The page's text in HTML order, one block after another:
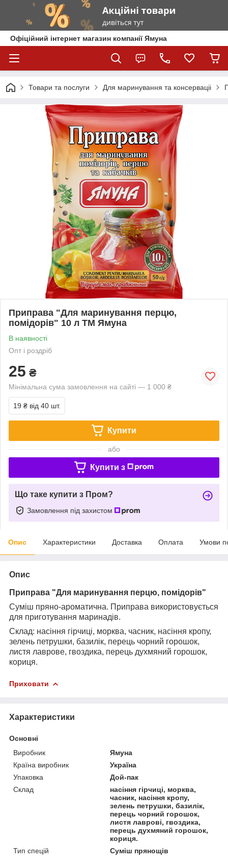
Офіційний інтернет магазин компанії Ямуна
Товари та послуги Для маринування та консерваціі
Приправа "Для маринування перцю,
помідорів" 10 л ТМ Ямуна
В наявності
Опт і роздріб
25 ₴
Мінімальна сума замовлення на сайті — 1 000 ₴
19 ₴ від 40 шт.
Купити
або
Купити з
Що таке купити з Пром?
Замовлення під захистом
Опис Характеристики Доставка Оплата Умови
Опис
Приправа "Для маринування перцю, помідорів"
Суміш пряно-ароматична. Приправа використовується
для приготування маринадів.
Склад: насіння гірчиці, морква, часник, насіння кропу,
зелень петрушки, базилік, перець чорний горошок,
листя лаврове, гвоздика, перець духмяний горошок,
кориця.
Приховати
Характеристики
Основні
Виробник
Ямуна
Країна виробник
Україна
Упаковка
Дой-пак
Склад
насіння гірчиці, морква,
часник, насіння кропу,
зелень петрушки, базилік,
перець чорний горошок,
листя лаврові, гвоздика,
перець духмяний горошок,
кориця.
Тип спецій
Суміш прянощів